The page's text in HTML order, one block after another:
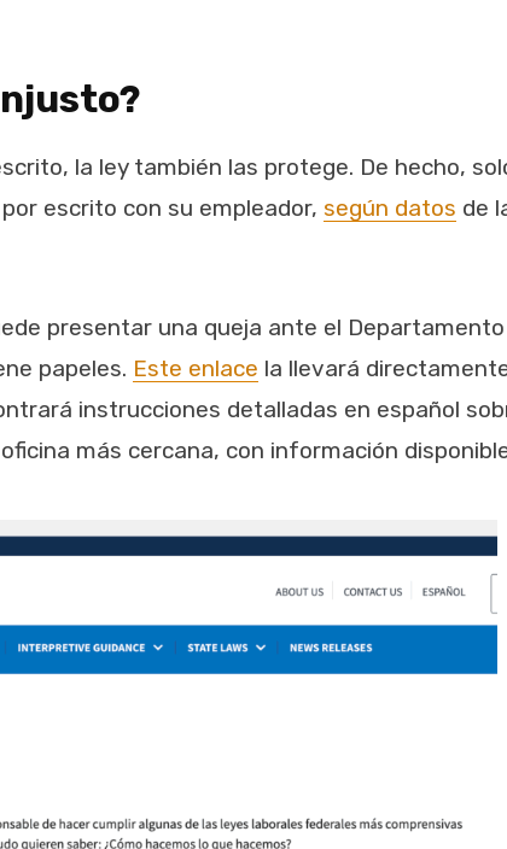
la ley también las protege. De hecho,
escrito con su empleador, según datos de
presentar una queja ante el
papeles. Este enlace la llevará
instrucciones detalladas en español
más cercana, con información